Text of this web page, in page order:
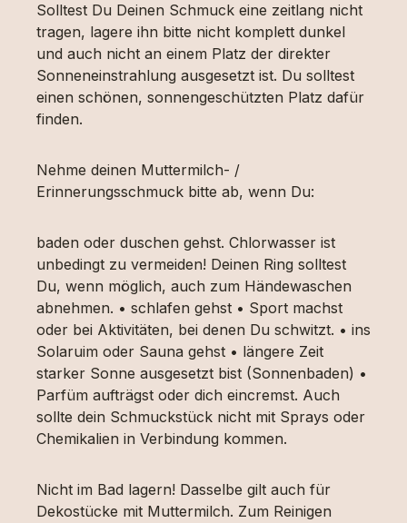
Solltest Du Deinen Schmuck eine zeitlang nicht
tragen, lagere ihn bitte nicht komplett dunkel
und auch nicht an einem Platz der direkter
Sonneneinstrahlung ausgesetzt ist. Du solltest
einen schönen, sonnengeschützten Platz dafür
finden.
Nehme deinen Muttermilch- /
Erinnerungsschmuck bitte ab, wenn Du:
baden oder duschen gehst. Chlorwasser ist
unbedingt zu vermeiden! Deinen Ring solltest
Du, wenn möglich, auch zum Händewaschen
abnehmen. • schlafen gehst • Sport machst
oder bei Aktivitäten, bei denen Du schwitzt. • ins
Solaruim oder Sauna gehst • längere Zeit
starker Sonne ausgesetzt bist (Sonnenbaden) •
Parfüm aufträgst oder dich eincremst. Auch
sollte dein Schmuckstück nicht mit Sprays oder
Chemikalien in Verbindung kommen.
Nicht im Bad lagern! Dasselbe gilt auch für
Dekostücke mit Muttermilch. Zum Reinigen